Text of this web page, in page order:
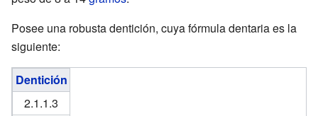
Posee una robusta dentición, cuya fórmula dentaria es la
siguiente:
Dentición
2.1.1.3